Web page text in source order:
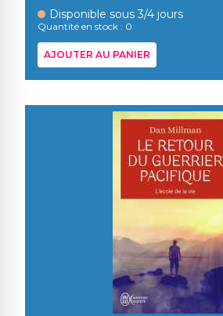
Disponible sous 3/4 jours
Quantité en stock : 0
AJOUTER AU PANIER